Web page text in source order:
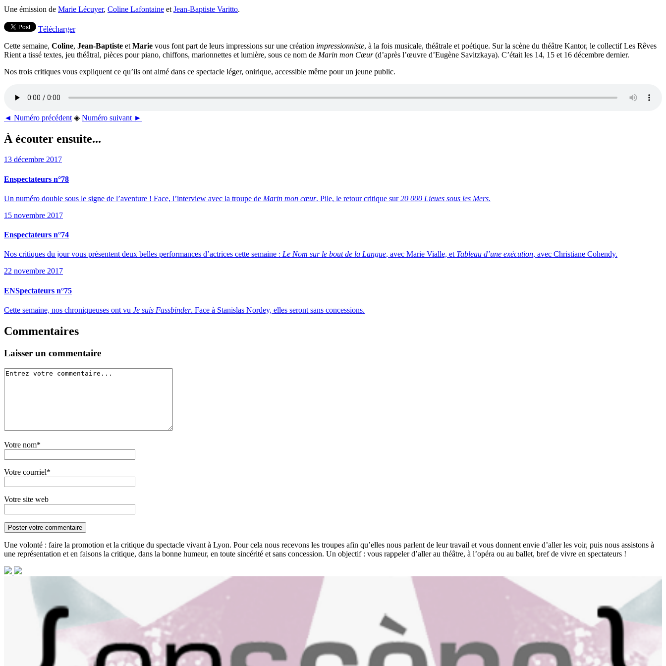
Une émission de Marie Lécuyer, Coline Lafontaine et Jean-Baptiste Varitto.
Télécharger
Cette semaine, Coline, Jean-Baptiste et Marie vous font part de leurs impressions sur une création impressionniste, à la fois musicale, théâtrale et poétique. Sur la scène du théâtre Kantor, le collectif Les Rêves
Rient a tissé textes, jeu théâtral, pièces pour piano, chiffons, marionnettes et lumière, sous ce nom de Marin mon Cœur(d’après l’œuvre d’Eugène Savitzkaya). C’était les 14, 15 et 16 décembre dernier.
Nos trois critiques vous expliquent ce qu’ils ont aimé dans ce spectacle léger, onirique, accessible même pour un jeune public.
◄ Numéro précédent ◈ Numéro suivant ►
À écouter ensuite...
13 décembre 2017
Enspectateurs n°78
Un numéro double sous le signe de l’aventure ! Face, l’interview avec la troupe de Marin mon cœur. Pile, le retour critique sur20 000 Lieues sous les Mers.
15 novembre 2017
Enspectateurs n°74
Nos critiques du jour vous présentent deux belles performances d’actrices cette semaine : Le Nom sur le bout de la Langue, avec Marie Vialle, et Tableau d’une exécution, avec Christiane Cohendy.
22 novembre 2017
ENSpectateurs n°75
Cette semaine, nos chroniqueuses ont vu Je suis Fassbinder. Face à Stanislas Nordey, elles seront sans concessions.
Commentaires
Laisser un commentaire
Votre nom*
Votre courriel*
Votre site web
Une volonté : faire la promotion et la critique du spectacle vivant à Lyon. Pour cela nous recevons les troupes afin qu’elles nous parlent de leur travail et vous donnent envie d’aller les voir, puis nous assistons à
une représentation et en faisons la critique, dans la bonne humeur, en toute sincérité et sans concession. Un objectif : vous rappeler d’aller au théâtre, à l’opéra ou au ballet, bref de vivre en spectateurs !